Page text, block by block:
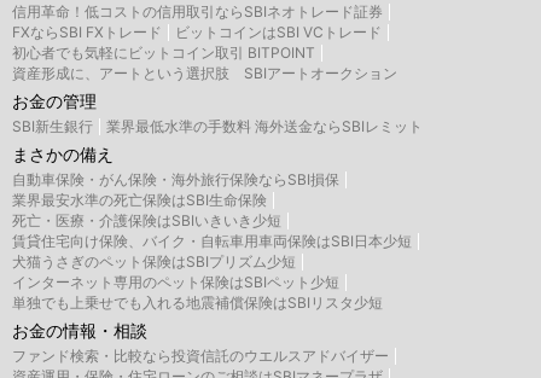
信用革命！低コストの信用取引ならSBIネオトレード証券
FXならSBI FXトレード
ビットコインはSBI VCトレード
初心者でも気軽にビットコイン取引 BITPOINT
資産形成に、アートという選択肢 SBIアートオークション
お金の管理
SBI新生銀行 業界最低水準の手数料 海外送金ならSBIレミット
まさかの備え
自動車保険・がん保険・海外旅行保険ならSBI損保
業界最安水準の死亡保険はSBI生命保険
死亡・医療・介護保険はSBIいきいき少短
賃貸住宅向け保険、バイク・自転車用車両保険はSBI日本少短
犬猫うさぎのペット保険はSBIプリズム少短
インターネット専用のペット保険はSBIペット少短
単独でも上乗せでも入れる地震補償保険はSBIリスタ少短
お金の情報・相談
ファンド検索・比較なら投資信託のウエルスアドバイザー